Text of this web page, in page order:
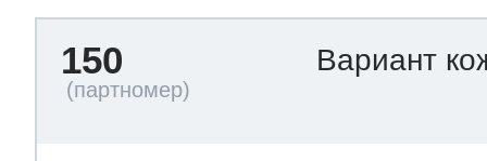
150 Вариант